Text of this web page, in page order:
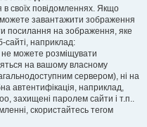
своїх повідомленнях. Якщо
завантажити зображення
посилання на зображення, яке
сайті, наприклад:
можете розміщувати
на вашому власному
сервером), ні на
автентифікація, наприклад,
захищені паролем сайти і т.п..
скористайтесь тегом